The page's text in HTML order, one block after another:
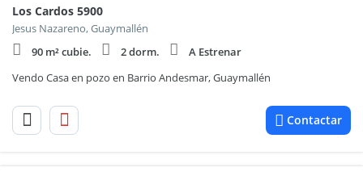
Los Cardos 5900
Jesus Nazareno, Guaymallén
90 m² cubie.
2 dorm.
A Estrenar
Vendo Casa en pozo en Barrio Andesmar, Guaymallén
Contactar